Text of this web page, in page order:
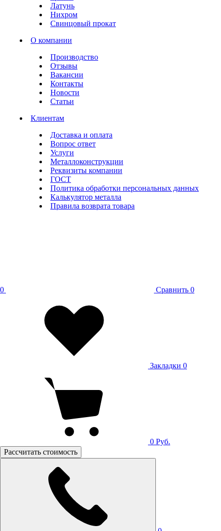
Латунь
Нихром
Свинцовый прокат
О компании
Производство
Отзывы
Вакансии
Контакты
Новости
Статьи
Клиентам
Доставка и оплата
Вопрос ответ
Услуги
Металлоконструкции
Реквизиты компании
ГОСТ
Политика обработки персональных данных
Калькулятор металла
Правила возврата товара
0 Сравнить 0
Закладки 0
0 Руб.
Рассчитать стоимость